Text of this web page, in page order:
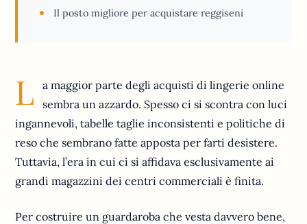
Il posto migliore per acquistare reggiseni
L
a maggior parte degli acquisti di lingerie online
sembra un azzardo. Spesso ci si scontra con luci
ingannevoli, tabelle taglie inconsistenti e politiche di
reso che sembrano fatte apposta per farti desistere.
Tuttavia, l’era in cui ci si affidava esclusivamente ai
grandi magazzini dei centri commerciali è finita.
Per costruire un guardaroba che vesta davvero bene,